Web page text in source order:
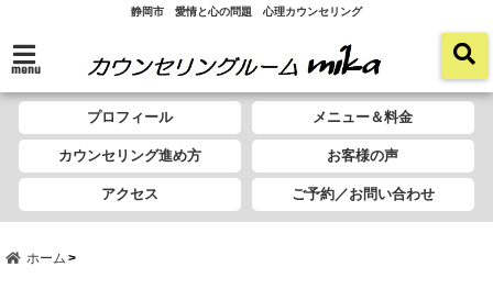
静岡市 愛情と心の問題 心理カウンセリング
menu
プロフィール メニュー＆料金
カウンセリング進め方 お客様の声
アクセス ご予約／お問い合わせ
ホーム